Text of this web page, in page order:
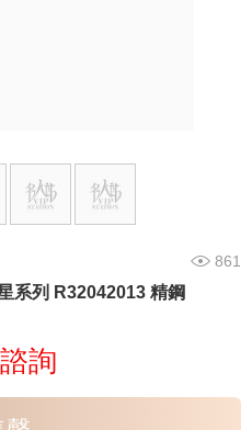
861
系列 R32042013 精鋼
詢